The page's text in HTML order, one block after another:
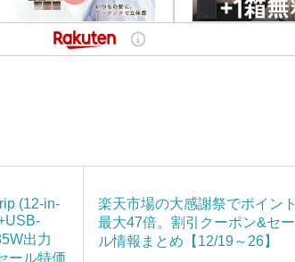
(12-in-
出力
ール特価
楽天市場の大感謝祭でポイント
最大47倍。割引クーポン&セー
ル情報まとめ【12/19～26】